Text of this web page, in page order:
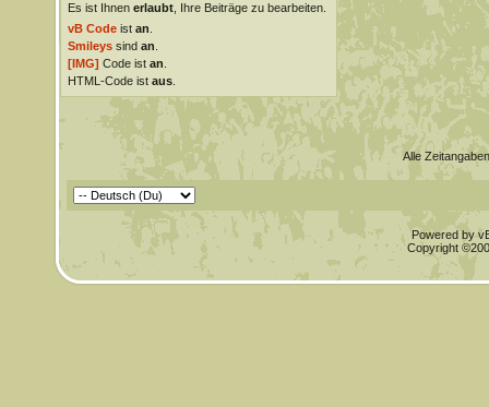
Es ist Ihnen erlaubt, Ihre Beiträge zu bearbeiten.
vB Codeist an
Smileyssind an
[IMG] Code ist an
HTML-Code ist aus.
Alle
Powered by
Copyright